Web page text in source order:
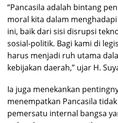
“Pancasila adalah bintang
moral kita dalam
ini, baik dari sisi disrupsi
sosial-politik. Bagi kami di
harus menjadi ruh utama
kebijakan daerah,” ujar H.
Ia juga menekankan
menempatkan Pancasila
pemersatu internal bangsa